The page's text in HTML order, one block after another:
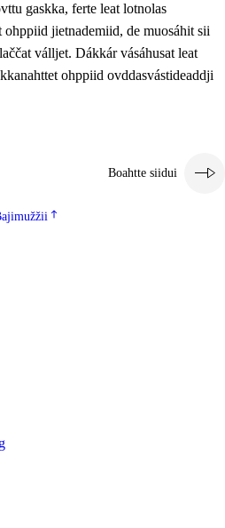
gaskka, ferte leat lotnolas
jietnademiid, de muosáhit sii
válljet. Dákkár vásáhusat leat
ohppiid ovddasvástideaddji
Boahtte siidui